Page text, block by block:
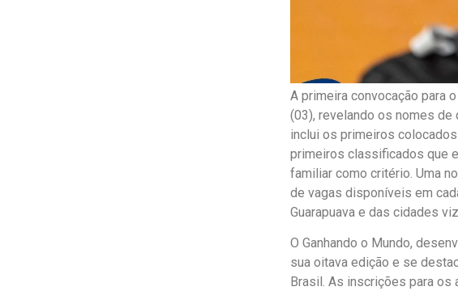
A primeira convocação para
(03), revelando os nomes
inclui os primeiros
primeiros classificados que
familiar como critério. Uma
de vagas disponíveis em
Guarapuava e das cidades
O Ganhando o Mundo,
sua oitava edição e se
Brasil. As inscrições para os